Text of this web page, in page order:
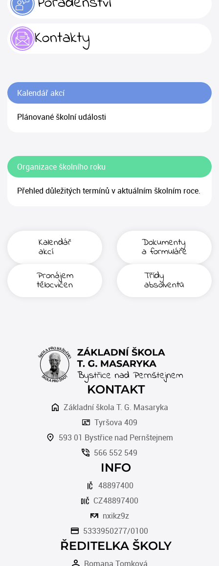
Kontakty
Kalendář akcí
Plánované školní události
Organizace školního roku
Přehled důležitých termínů v aktuálním školním roce.
Kalendář
akcí
Dokumenty
a formuláře
Pronájem
tělocvičen
Třídy
absolventů
KONTAKT
Základní škola T. G. Masaryka
Tyršova 409
593 01 Bystřice nad Pernštejnem
566 552 549
INFO
48897400
CZ48897400
nxikz9z
5333950277/0100
ŘEDITELKA ŠKOLY
Romana Tomková